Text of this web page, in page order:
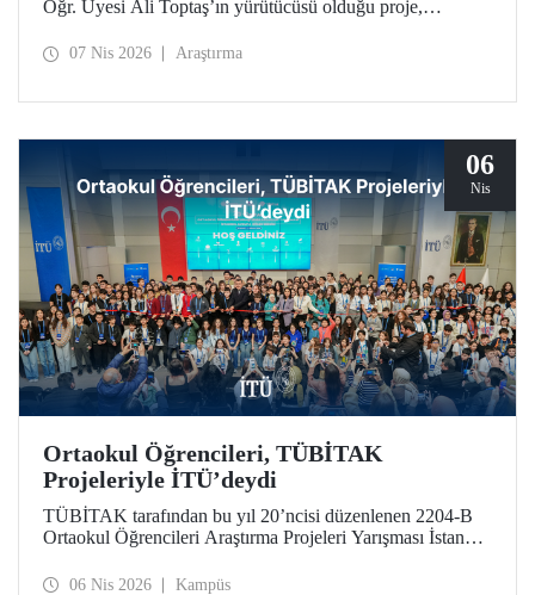
Öğr. Üyesi Ali Toptaş’ın yürütücüsü olduğu proje,
Destekleme Programı kapsamında desteklenmeye hak
07 Nis 2026 Araştırma
06
Nis
Ortaokul Öğrencileri, TÜBİTAK
Projeleriyle İTÜ’deydi
TÜBİTAK tarafından bu yıl 20’ncisi düzenlenen 2204-B
Ortaokul Öğrencileri Araştırma Projeleri Yarışması İstanbul
Üniversitesi ev sahipliği yaptı.
06 Nis 2026 Kampüs